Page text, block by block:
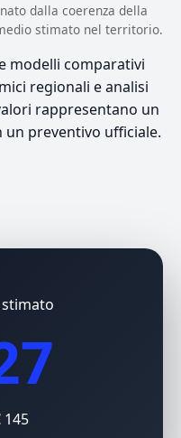
dalla coerenza della
stimato nel territorio.
modelli comparativi
regionali e analisi
rappresentano un
preventivo ufficiale.